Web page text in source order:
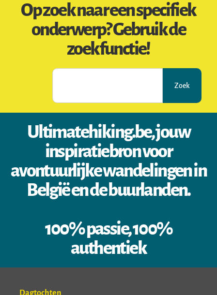
Op zoek naar een specifiek
onderwerp? Gebruik de
zoekfunctie!
Zoek
Ultimatehiking.be, jouw
inspiratiebron voor
avontuurlijke wandelingen in
België en de buurlanden.
100% passie, 100%
authentiek
Dagtochten